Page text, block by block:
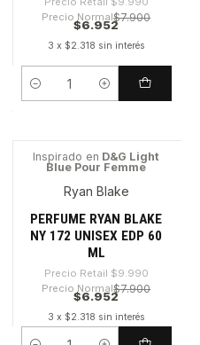
Precio Normal$7.900
$6.952
3 x $2.318 sin interés
Cantidad
Inspirado en D&G Light
Blue Pour Femme
Ryan Blake
PERFUME RYAN BLAKE
NY 172 UNISEX EDP 60
ML
Precio Retail $9.990
Precio Normal$7.900
$6.952
3 x $2.318 sin interés